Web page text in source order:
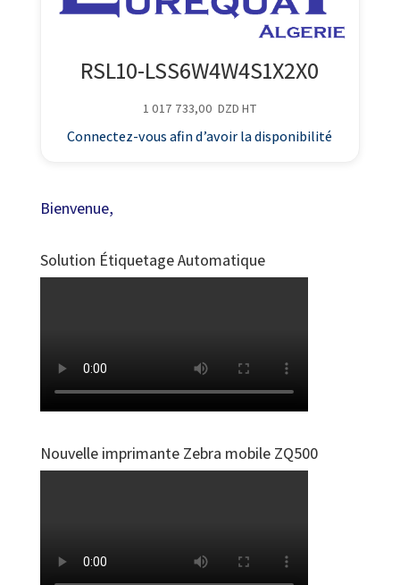
RSL10-LSS6W4W4S1X2X0
1 017 733,00 DZD HT
Connectez-vous afin d’avoir la disponibilité
Bienvenue,
Solution Étiquetage Automatique
Nouvelle imprimante Zebra mobile ZQ500